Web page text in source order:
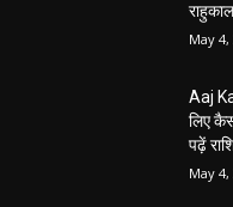
May 4,
Aaj
लिए
पढ़ें
May 4,